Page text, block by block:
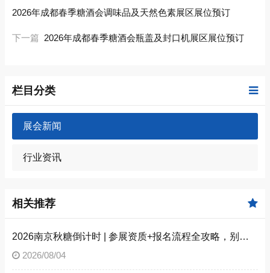
2026年成都春季糖酒会调味品及天然色素展区展位预订
下一篇 2026年成都春季糖酒会瓶盖及封口机展区展位预订
栏目分类
展会新闻
行业资讯
相关推荐
2026南京秋糖倒计时 | 参展资质+报名流程全攻略，别因手续不全错失良机（附材料清单）
2026/08/04